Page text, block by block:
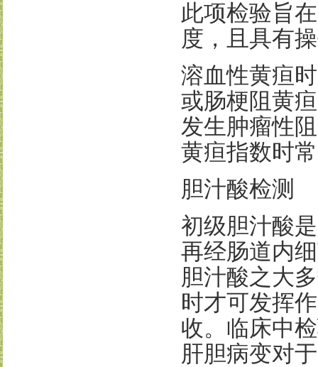
此项检验旨
度，且具有
溶血性黄疸
或肠梗阻黄
发生肿瘤性
黄疸指数时
胆汁酸检测
初级胆汁酸
再经肠道内
胆汁酸之大
时才可发挥
收。临床中
肝胆病变对